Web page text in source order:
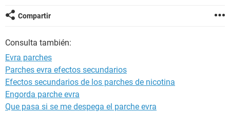
GLOSARIO
Compartir
Consulta también:
Evra parches
Parches evra efectos secundarios
Efectos secundarios de los parches de nicotina
Engorda parche evra
Que pasa si se me despega el parche evra